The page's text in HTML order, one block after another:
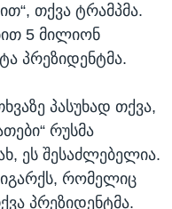
თქვა ტრამპმა.
5 მილიონ
პრეზიდენტმა.
პასუხად თქვა,
რუსმა
ეს შესაძლებელია.
რომელიც
პრეზიდენტმა.